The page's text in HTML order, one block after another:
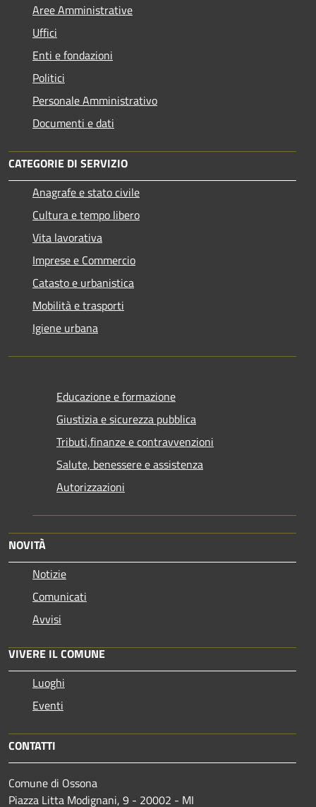
Aree Amministrative
Uffici
Enti e fondazioni
Politici
Personale Amministrativo
Documenti e dati
CATEGORIE DI SERVIZIO
Anagrafe e stato civile
Cultura e tempo libero
Vita lavorativa
Imprese e Commercio
Catasto e urbanistica
Mobilità e trasporti
Igiene urbana
Educazione e formazione
Giustizia e sicurezza pubblica
Tributi,finanze e contravvenzioni
Salute, benessere e assistenza
Autorizzazioni
NOVITÀ
Notizie
Comunicati
Avvisi
VIVERE IL COMUNE
Luoghi
Eventi
CONTATTI
Comune di Ossona
Piazza Litta Modignani, 9 - 20002 - MI